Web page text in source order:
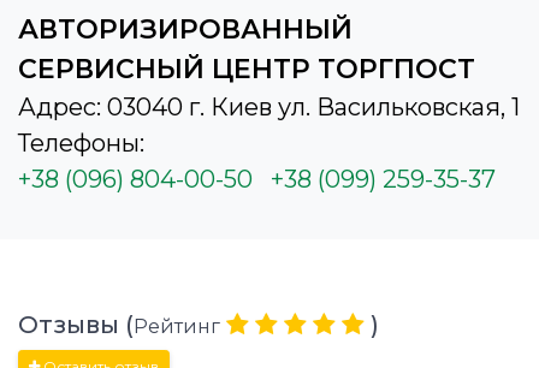
АВТОРИЗИРОВАННЫЙ
СЕРВИСНЫЙ ЦЕНТР ТОРГПОСТ
Адрес: 03040 г. Киев ул. Васильковская, 1
Телефоны:
+38 (096) 804-00-50
+38 (099) 259-35-37
Отзывы (Рейтинг )